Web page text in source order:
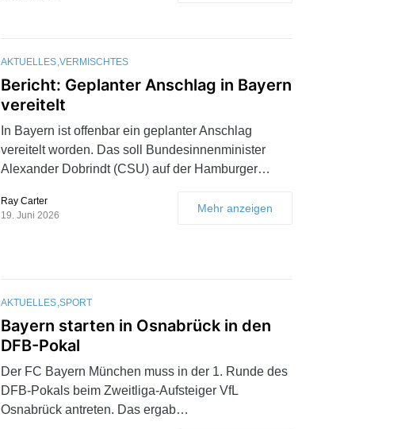
AKTUELLES VERMISCHTES
Bericht: Geplanter Anschlag in Bayern
vereitelt
In Bayern ist offenbar ein geplanter Anschlag
vereitelt worden. Das soll Bundesinnenminister
Alexander Dobrindt (CSU) auf der Hamburger…
Ray Carter
19. Juni 2026
Mehr anzeigen
AKTUELLES SPORT
Bayern starten in Osnabrück in den
DFB-Pokal
Der FC Bayern München muss in der 1. Runde des
DFB-Pokals beim Zweitliga-Aufsteiger VfL
Osnabrück antreten. Das ergab…